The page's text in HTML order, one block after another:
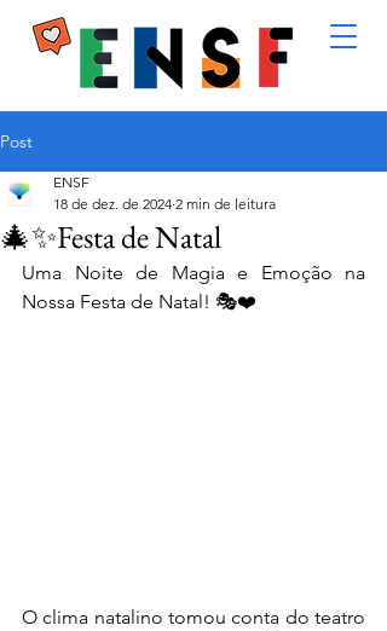
Post
🎄✨Festa de Natal
ENSF
18 de dez. de 2024 2 min de leitura
Uma Noite de Magia e Emoção na
Nossa Festa de Natal! 🎭❤️
O clima natalino tomou conta do teatro